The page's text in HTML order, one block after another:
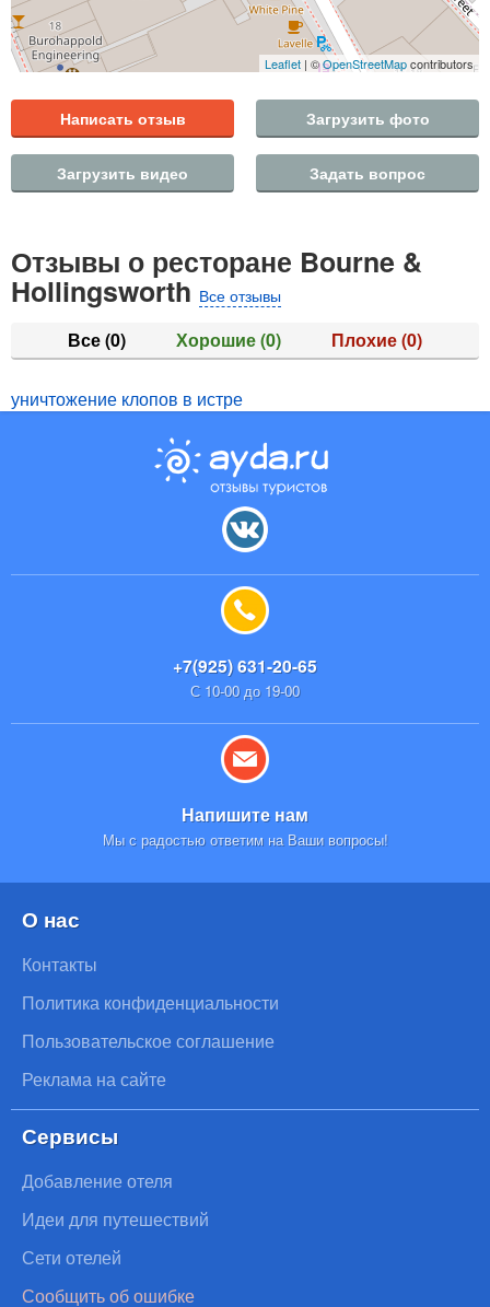
Leaflet | ©OpenStreetMapcontributors
Написать отзыв Загрузить фото
Загрузить видео Задать вопрос
Отзывы о ресторане Bourne &
Hollingsworth Все отзывы
Все(0) Хорошие(0) Плохие(0)
уничтожение клопов в истре
+7(925) 631-20-65
С 10-00 до 19-00
Напишите нам
Мы с радостью ответим на Ваши вопросы!
О нас
Контакты
Политика конфиденциальности
Пользовательское соглашение
Реклама на сайте
Сервисы
Добавление отеля
Идеи для путешествий
Сети отелей
Сообщить об ошибке